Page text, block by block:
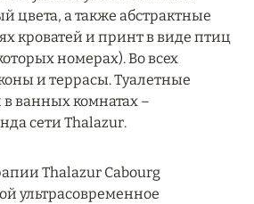
а также абстрактные
кроватей и принт в виде птиц
номерах). Во всех
и террасы. Туалетные
ванных комнатах –
сети Thalazur.
Thalazur Cabourg
ультрасовременное